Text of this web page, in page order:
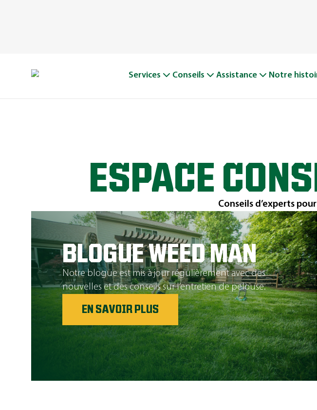
Services Conseils Assistance Notre
ESPACE
Conseils d’experts
BLOGUE WEED MAN
Notre blogue est mis à jour régulièrement avec des
nouvelles et des conseils sur l’entretien de pelouse.
EN SAVOIR PLUS